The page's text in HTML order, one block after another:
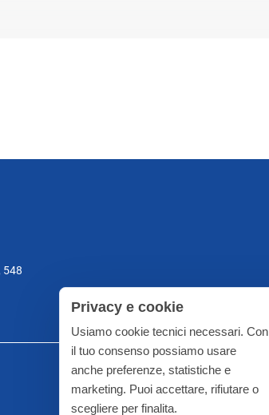
548
Privacy e cookie
Usiamo cookie tecnici necessari. Con
il tuo consenso possiamo usare
anche preferenze, statistiche e
marketing. Puoi accettare, rifiutare o
scegliere per finalita.